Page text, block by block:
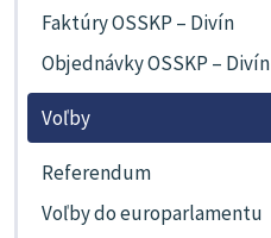
Faktúry OSSKP – Divín
Objednávky OSSKP – Divín
Voľby
Referendum
Voľby do europarlamentu